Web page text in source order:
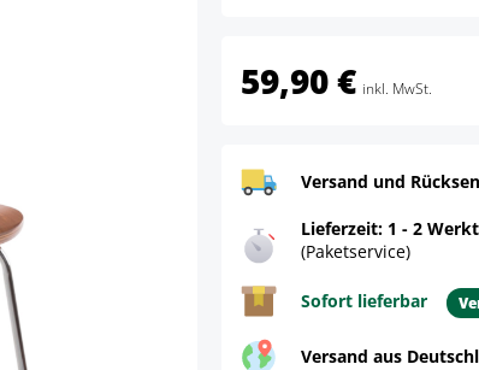
59,90 € inkl. MwSt.
Versand und
Lieferzeit: 1 - 2
(Paketservice)
Sofort lieferbar
Versand aus